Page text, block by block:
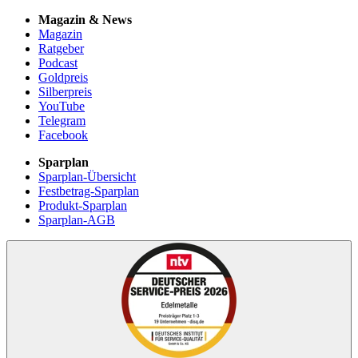
Magazin & News
Magazin
Ratgeber
Podcast
Goldpreis
Silberpreis
YouTube
Telegram
Facebook
Sparplan
Sparplan-Übersicht
Festbetrag-Sparplan
Produkt-Sparplan
Sparplan-AGB